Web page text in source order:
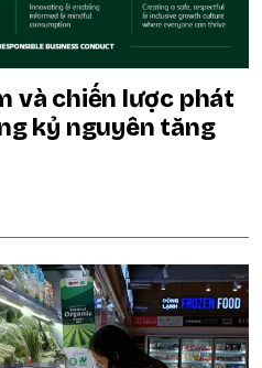
và chiến lược phát
kỷ nguyên tăng